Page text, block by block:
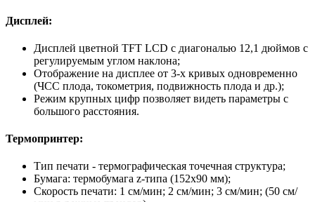
Дисплей:
Дисплей цветной TFT LCD с диагональю 12,1 дюймов с
регулируемым углом наклона;
Отображение на дисплее от 3-х кривых одновременно
(ЧСС плода, токометрия, подвижность плода и др.);
Режим крупных цифр позволяет видеть параметры с
большого расстояния.
Термопринтер:
Тип печати - термографическая точечная структура;
Бумага: термобумага z-типа (152х90 мм);
Скорость печати: 1 см/мин; 2 см/мин; 3 см/мин; (50 см/